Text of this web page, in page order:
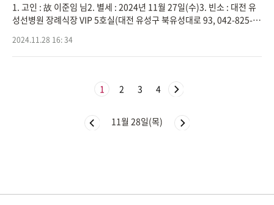
1. 고인 : 故 이준임 님2. 별세 : 2024년 11월 27일(수)3. 빈소 : 대전 유
성선병원 장례식장 VIP 5호실(대전 유성구 북유성대로 93, 042-825-9
묘원
2024.11.28 16: 34
1 2 3 4
11월 28일(목)